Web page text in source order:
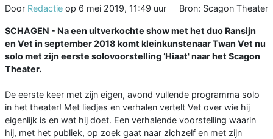
Door Redactie op 6 mei 2019, 11:49 uur Bron: Scagon Theater
SCHAGEN - Na een uitverkochte show met het duo Ransijn
en Vet in september 2018 komt kleinkunstenaar Twan Vet nu
solo met zijn eerste solovoorstelling ’Hiaat' naar het Scagon
Theater.
De eerste keer met zijn eigen, avond vullende programma solo
in het theater! Met liedjes en verhalen vertelt Vet over wie hij
eigenlijk is en wat hij doet. Een verhalende voorstelling waarin
hij, met het publiek, op zoek gaat naar zichzelf en met zijn